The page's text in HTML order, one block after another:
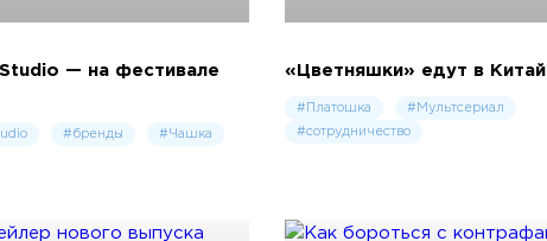
— на фестивале
#бренды
#Чашка
«Цветняшки» едут в Китай
#Платошка
#Мультсериал
#сотрудничество